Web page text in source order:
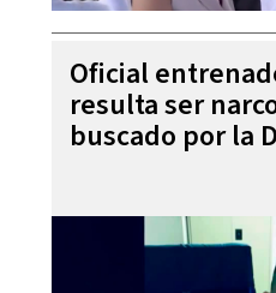
Oficial
resulta ser
buscado por la